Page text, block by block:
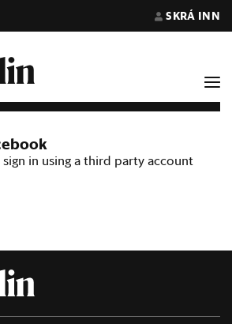
SKRÁ INN
in using a third party account